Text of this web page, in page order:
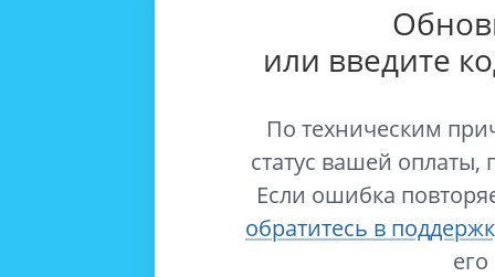
или введите
По техническим
статус вашей оплаты,
Если ошибка
обратитесь в
его